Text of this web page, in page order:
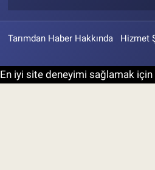
Tarımdan Haber Hakkında Hizmet
En iyi site deneyimi sağlamak için